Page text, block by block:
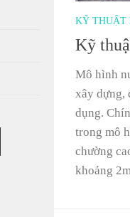
KỸ THUẬT
Kỹ
Mô hình
xây dựng,
dụng.
trong mô
chường
khoảng